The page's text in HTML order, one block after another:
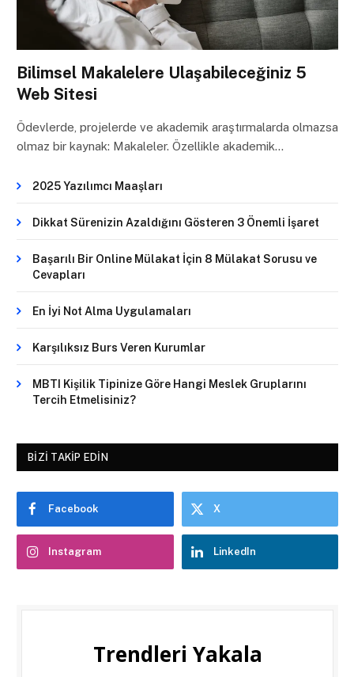
Bilimsel Makalelere Ulaşabileceğiniz 5
Web Sitesi
Ödevlerde, projelerde ve akademik araştırmalarda olmazsa
olmaz bir kaynak: Makaleler. Özellikle akademik…
2025 Yazılımcı Maaşları
Dikkat Sürenizin Azaldığını Gösteren 3 Önemli İşaret
Başarılı Bir Online Mülakat İçin 8 Mülakat Sorusu ve
Cevapları
En İyi Not Alma Uygulamaları
Karşılıksız Burs Veren Kurumlar
MBTI Kişilik Tipinize Göre Hangi Meslek Gruplarını
Tercih Etmelisiniz?
BIZI TAKIP EDIN
Facebook X
Instagram LinkedIn
Trendleri Yakala